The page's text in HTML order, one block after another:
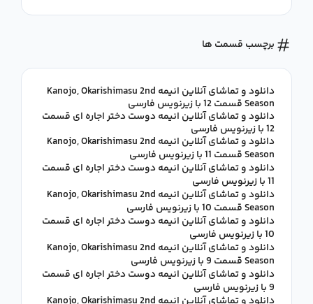
برچسب قسمت ها
دانلود و تماشای آنلاین انیمه Kanojo, Okarishimasu 2nd
Season قسمت 12 با زیرنویس فارسی
دانلود و تماشای آنلاین انیمه دوست دختر اجاره ای قسمت
12 با زیرنویس فارسی
دانلود و تماشای آنلاین انیمه Kanojo, Okarishimasu 2nd
Season قسمت 11 با زیرنویس فارسی
دانلود و تماشای آنلاین انیمه دوست دختر اجاره ای قسمت
11 با زیرنویس فارسی
دانلود و تماشای آنلاین انیمه Kanojo, Okarishimasu 2nd
Season قسمت 10 با زیرنویس فارسی
دانلود و تماشای آنلاین انیمه دوست دختر اجاره ای قسمت
10 با زیرنویس فارسی
دانلود و تماشای آنلاین انیمه Kanojo, Okarishimasu 2nd
Season قسمت 9 با زیرنویس فارسی
دانلود و تماشای آنلاین انیمه دوست دختر اجاره ای قسمت
9 با زیرنویس فارسی